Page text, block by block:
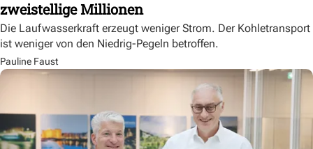
zweistellige Millionen
Die Laufwasserkraft erzeugt weniger Strom. Der Kohletransport
ist weniger von den Niedrig-Pegeln betroffen.
Pauline Faust